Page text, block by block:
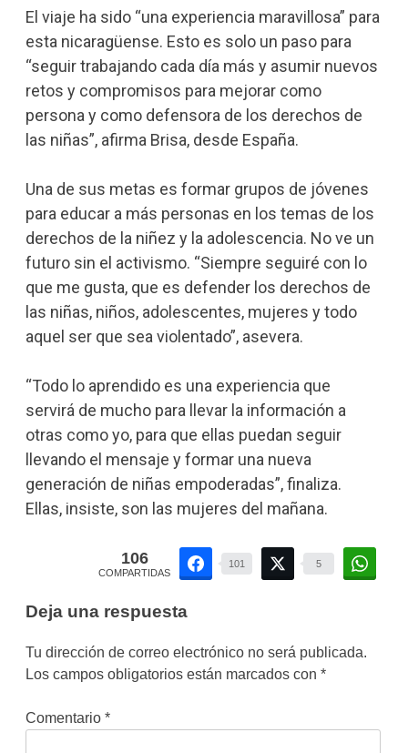
El viaje ha sido “una experiencia maravillosa” para
esta nicaragüense. Esto es solo un paso para
“seguir trabajando cada día más y asumir nuevos
retos y compromisos para mejorar como
persona y como defensora de los derechos de
las niñas”, afirma Brisa, desde España.
Una de sus metas es formar grupos de jóvenes
para educar a más personas en los temas de los
derechos de la niñez y la adolescencia. No ve un
futuro sin el activismo. “Siempre seguiré con lo
que me gusta, que es defender los derechos de
las niñas, niños, adolescentes, mujeres y todo
aquel ser que sea violentado”, asevera.
“Todo lo aprendido es una experiencia que
servirá de mucho para llevar la información a
otras como yo, para que ellas puedan seguir
llevando el mensaje y formar una nueva
generación de niñas empoderadas”, finaliza.
Ellas, insiste, son las mujeres del mañana.
106
COMPARTIDAS
101 5
Deja una respuesta
Tu dirección de correo electrónico no será publicada.
Los campos obligatorios están marcados con *
Comentario *